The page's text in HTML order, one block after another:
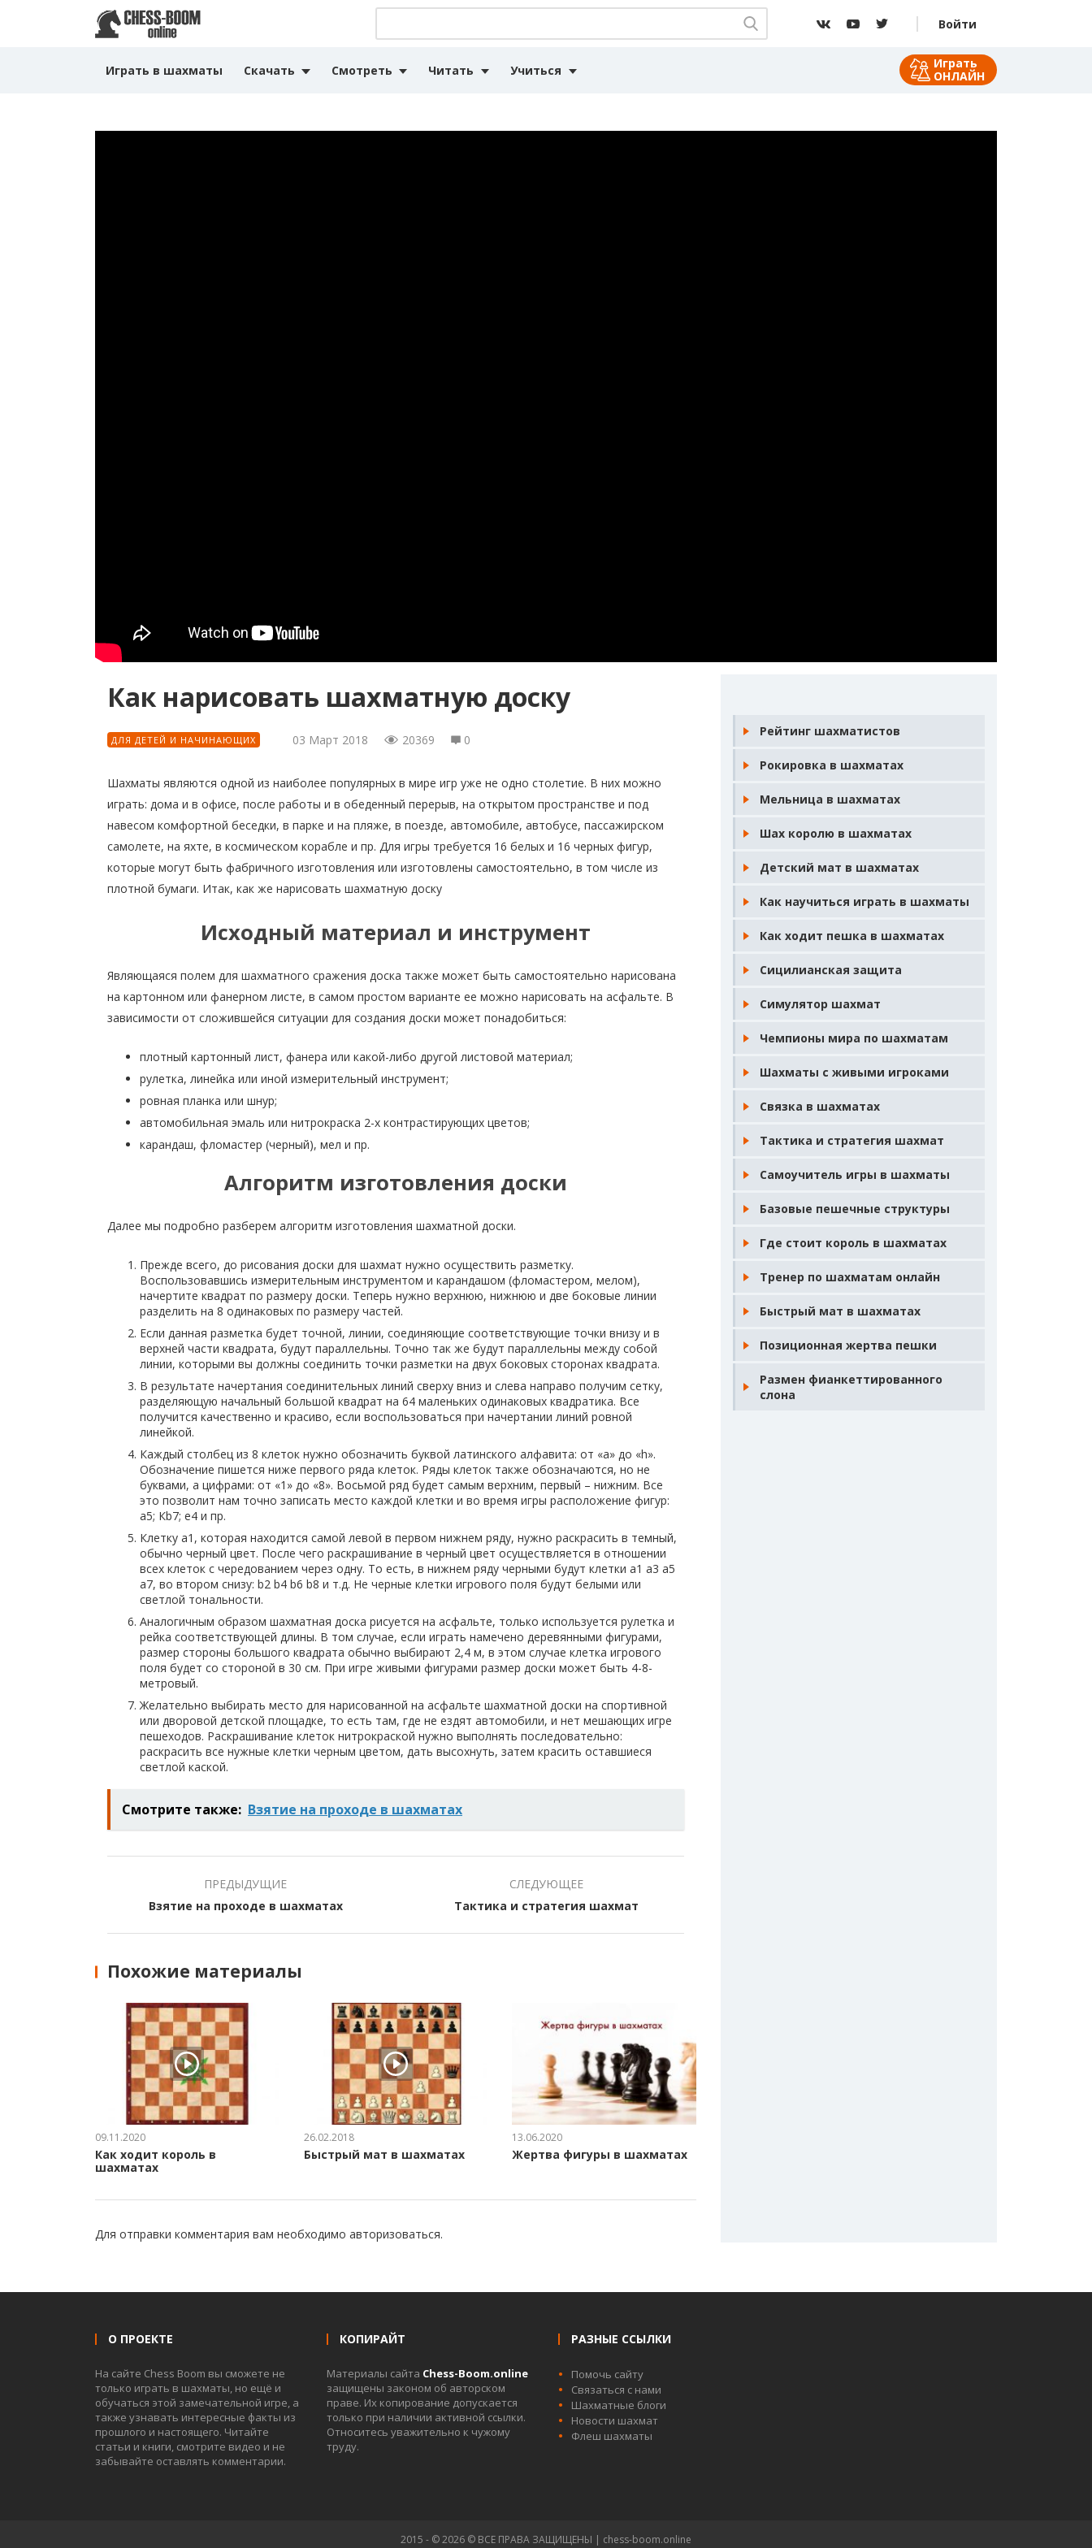
Войти
Играть в шахматы Скачать Смотреть Читать Учиться
Играть
ОНЛАЙН
Как нарисовать шахматную доску
ДЛЯ ДЕТЕЙ И НАЧИНАЮЩИХ 03 Март 2018 20369 0
Шахматы являются одной из наиболее популярных в мире игр уже не одно столетие. В них можно
играть: дома и в офисе, после работы и в обеденный перерыв, на открытом пространстве и под
навесом комфортной беседки, в парке и на пляже, в поезде, автомобиле, автобусе, пассажирском
самолете, на яхте, в космическом корабле и пр. Для игры требуется 16 белых и 16 черных фигур,
которые могут быть фабричного изготовления или изготовлены самостоятельно, в том числе из
плотной бумаги. Итак, как же нарисовать шахматную доску
Исходный материал и инструмент
Являющаяся полем для шахматного сражения доска также может быть самостоятельно нарисована
на картонном или фанерном листе, в самом простом варианте ее можно нарисовать на асфальте. В
зависимости от сложившейся ситуации для создания доски может понадобиться:
плотный картонный лист, фанера или какой-либо другой листовой материал;
рулетка, линейка или иной измерительный инструмент;
ровная планка или шнур;
автомобильная эмаль или нитрокраска 2-х контрастирующих цветов;
карандаш, фломастер (черный), мел и пр.
Алгоритм изготовления доски
Далее мы подробно разберем алгоритм изготовления шахматной доски.
Прежде всего, до рисования доски для шахмат нужно осуществить разметку.
Воспользовавшись измерительным инструментом и карандашом (фломастером, мелом),
начертите квадрат по размеру доски. Теперь нужно верхнюю, нижнюю и две боковые линии
разделить на 8 одинаковых по размеру частей.
Если данная разметка будет точной, линии, соединяющие соответствующие точки внизу и в
верхней части квадрата, будут параллельны. Точно так же будут параллельны между собой
линии, которыми вы должны соединить точки разметки на двух боковых сторонах квадрата.
В результате начертания соединительных линий сверху вниз и слева направо получим сетку,
разделяющую начальный большой квадрат на 64 маленьких одинаковых квадратика. Все
получится качественно и красиво, если воспользоваться при начертании линий ровной
линейкой.
Каждый столбец из 8 клеток нужно обозначить буквой латинского алфавита: от «a» до «h».
Обозначение пишется ниже первого ряда клеток. Ряды клеток также обозначаются, но не
буквами, а цифрами: от «1» до «8». Восьмой ряд будет самым верхним, первый – нижним. Все
это позволит нам точно записать место каждой клетки и во время игры расположение фигур:
a5; Кb7; e4 и пр.
Клетку a1, которая находится самой левой в первом нижнем ряду, нужно раскрасить в темный,
обычно черный цвет. После чего раскрашивание в черный цвет осуществляется в отношении
всех клеток с чередованием через одну. То есть, в нижнем ряду черными будут клетки a1 a3 a5
a7, во втором снизу: b2 b4 b6 b8 и т.д. Не черные клетки игрового поля будут белыми или
светлой тональности.
Аналогичным образом шахматная доска рисуется на асфальте, только используется рулетка и
рейка соответствующей длины. В том случае, если играть намечено деревянными фигурами,
размер стороны большого квадрата обычно выбирают 2,4 м, в этом случае клетка игрового
поля будет со стороной в 30 см. При игре живыми фигурами размер доски может быть 4-8-
метровый.
Желательно выбирать место для нарисованной на асфальте шахматной доски на спортивной
или дворовой детской площадке, то есть там, где не ездят автомобили, и нет мешающих игре
пешеходов. Раскрашивание клеток нитрокраской нужно выполнять последовательно:
раскрасить все нужные клетки черным цветом, дать высохнуть, затем красить оставшиеся
светлой каской.
Смотрите также: Взятие на проходе в шахматах
ПРЕДЫДУЩИЕ
Взятие на проходе в шахматах
СЛЕДУЮЩЕЕ
Тактика и стратегия шахмат
Похожие материалы
09.11.2020
Как ходит король в
шахматах
26.02.2018
Быстрый мат в шахматах
13.06.2020
Жертва фигуры в шахматах
Для отправки комментария вам необходимо авторизоваться.
Рейтинг шахматистов
Рокировка в шахматах
Мельница в шахматах
Шах королю в шахматах
Детский мат в шахматах
Как научиться играть в шахматы
Как ходит пешка в шахматах
Сицилианская защита
Симулятор шахмат
Чемпионы мира по шахматам
Шахматы с живыми игроками
Связка в шахматах
Тактика и стратегия шахмат
Самоучитель игры в шахматы
Базовые пешечные структуры
Где стоит король в шахматах
Тренер по шахматам онлайн
Быстрый мат в шахматах
Позиционная жертва пешки
Размен фианкеттированного
слона
О ПРОЕКТЕ
На сайте Chess Boom вы сможете не
только играть в шахматы, но ещё и
обучаться этой замечательной игре, а
также узнавать интересные факты из
прошлого и настоящего. Читайте
статьи и книги, смотрите видео и не
забывайте оставлять комментарии.
КОПИРАЙТ
Материалы сайта Chess-Boom.online
защищены законом об авторском
праве. Их копирование допускается
только при наличии активной ссылки.
Относитесь уважительно к чужому
труду.
РАЗНЫЕ ССЫЛКИ
Помочь сайту
Связаться с нами
Шахматные блоги
Новости шахмат
Флеш шахматы
2015 - © 2026 © ВСЕ ПРАВА ЗАЩИЩЕНЫ | chess-boom.online